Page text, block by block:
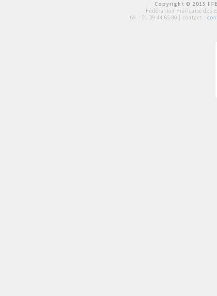
Copyright © 2015
Fédération Française des
tél : 01 39 44 65 80 | contact :